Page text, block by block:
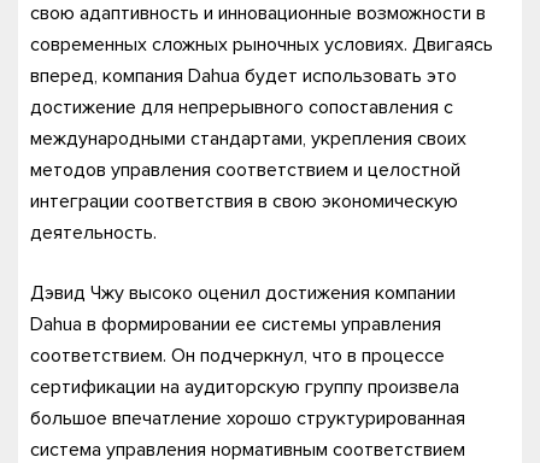
свою адаптивность и инновационные возможности в
современных сложных рыночных условиях. Двигаясь
вперед, компания Dahua будет использовать это
достижение для непрерывного сопоставления с
международными стандартами, укрепления своих
методов управления соответствием и целостной
интеграции соответствия в свою экономическую
деятельность.
Дэвид Чжу высоко оценил достижения компании
Dahua в формировании ее системы управления
соответствием. Он подчеркнул, что в процессе
сертификации на аудиторскую группу произвела
большое впечатление хорошо структурированная
система управления нормативным соответствием